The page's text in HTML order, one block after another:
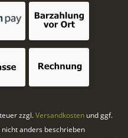
zzgl.Versandkosten und ggf.
anders beschrieben